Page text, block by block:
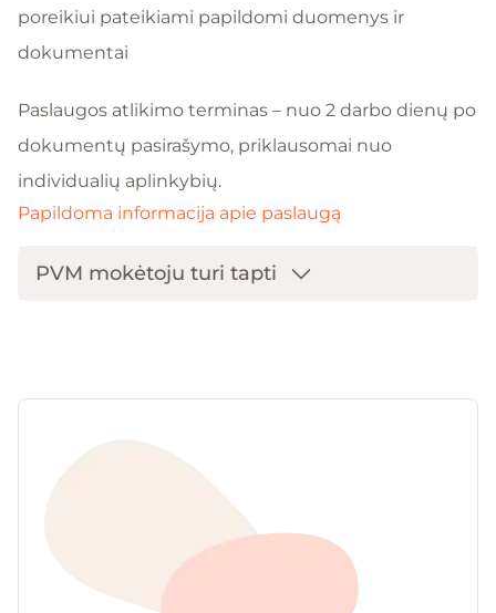
poreikiui pateikiami papildomi duomenys ir
dokumentai
Paslaugos atlikimo terminas – nuo 2 darbo dienų po
dokumentų pasirašymo, priklausomai nuo
individualių aplinkybių.
Papildoma informacija apie paslaugą
PVM mokėtoju turi tapti